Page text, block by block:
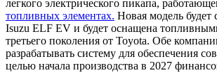
легкого электрического пикапа,
топливных элементах. Новая модель будет
Isuzu ELF EV и будет оснащена
третьего поколения от Toyota. Обе
разрабатывать систему для обеспечения
целью начала производства в 2027